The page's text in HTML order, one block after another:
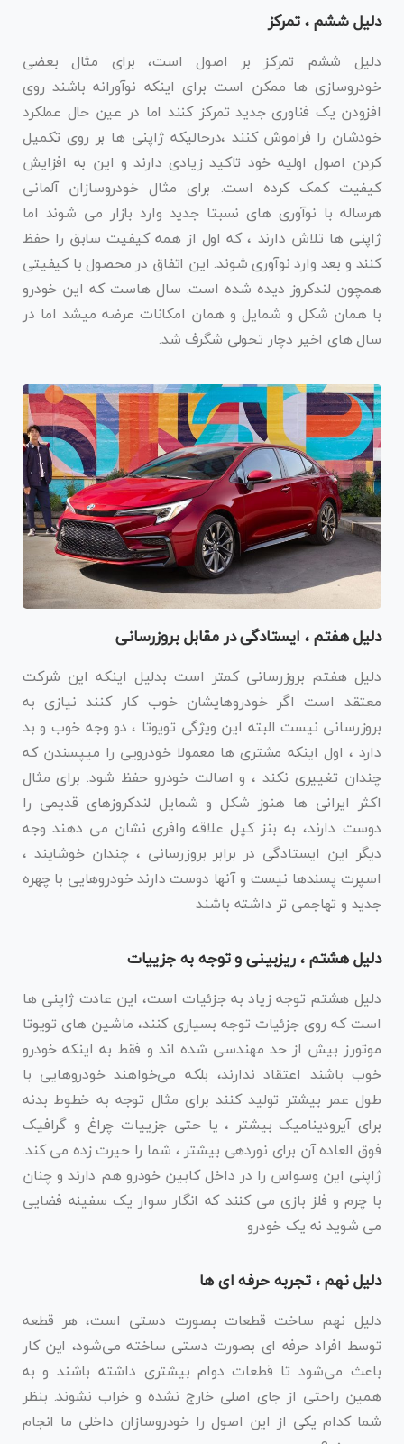
دلیل ششم ، تمرکز
دلیل ششم تمرکز بر اصول است، برای مثال بعضی
خودروسازی ها ممکن است برای اینکه نوآورانه باشند روی
افزودن یک فناوری جدید تمرکز کنند اما در عین حال عملکرد
خودشان را فراموش کنند ،درحالیکه ژاپنی ها بر روی تکمیل
کردن اصول اولیه خود تاکید زیادی دارند و این به افزایش
کیفیت کمک کرده است. برای مثال خودروسازان آلمانی
هرساله با نوآوری های نسبتا جدید وارد بازار می شوند اما
ژاپنی ها تلاش دارند ، که اول از همه کیفیت سابق را حفظ
کنند و بعد وارد نوآوری شوند. این اتفاق در محصول با کیفیتی
همچون لندکروز دیده شده است. سال هاست که این خودرو
با همان شکل و شمایل و همان امکانات عرضه میشد اما در
سال های اخیر دچار تحولی شگرف شد.
دلیل هفتم ، ایستادگی در مقابل بروزرسانی
دلیل هفتم بروزرسانی کمتر است بدلیل اینکه این شرکت
معتقد است اگر خودروهایشان خوب کار کنند نیازی به
بروزرسانی نیست البته این ویژگی تویوتا ، دو وجه خوب و بد
دارد ، اول اینکه مشتری ها معمولا خودرویی را میپسندن که
چندان تغییری نکند ، و اصالت خودرو حفظ شود. برای مثال
اکثر ایرانی ها هنوز شکل و شمایل لندکروزهای قدیمی را
دوست دارند، به بنز کپل علاقه وافری نشان می دهند وجه
دیگر این ایستادگی در برابر بروزرسانی ، چندان خوشایند ،
اسپرت پسندها نیست و آنها دوست دارند خودروهایی با چهره
جدید و تهاجمی تر داشته باشند
دلیل هشتم ، ریزبینی و توجه به جزییات
دلیل هشتم توجه زیاد به جزئیات است، این عادت ژاپنی ها
است که روی جزئیات توجه بسیاری کنند، ماشین های تویوتا
موتورز بیش از حد مهندسی شده اند و فقط به اینکه خودرو
خوب باشند اعتقاد ندارند، بلکه می‌خواهند خودروهایی با
طول عمر بیشتر تولید کنند برای مثال توجه به خطوط بدنه
برای آیرودینامیک بیشتر ، یا حتی جزییات چراغ و گرافیک
فوق العاده آن برای نوردهی بیشتر ، شما را حیرت زده می کند.
ژاپنی این وسواس را در داخل کابین خودرو هم دارند و چنان
با چرم و فلز بازی می کنند که انگار سوار یک سفینه فضایی
می شوید نه یک خودرو
دلیل نهم ، تجربه حرفه ای ها
دلیل نهم ساخت قطعات بصورت دستی است، هر قطعه
توسط افراد حرفه ای بصورت دستی ساخته می‌شود، این کار
باعث می‌شود تا قطعات دوام بیشتری داشته باشند و به
همین راحتی از جای اصلی خارج نشده و خراب نشوند. بنظر
شما کدام یکی از این اصول را خودروسازان داخلی ما انجام